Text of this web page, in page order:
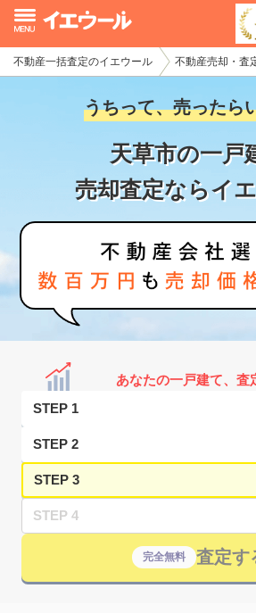
不動産一括査定のイエウール 不動産売却・査
うちって、売ったら
天草市の一戸
売却査定ならイ
あなたの一戸建て、査
STEP 1
STEP 2
STEP 3
STEP 4
完全無料 査定す
イエウール加盟希望の不動産会社様
初めての方へ
不動産売却の流れ
不動産の売却・一括査定
家査定シミュレーター
お問い合わせ